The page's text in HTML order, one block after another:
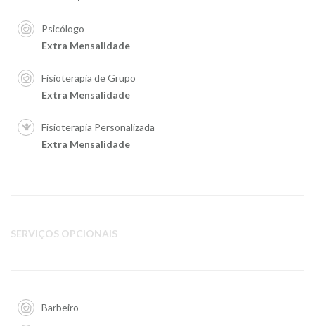
Psicólogo
Extra Mensalidade
Fisioterapia de Grupo
Extra Mensalidade
Fisioterapia Personalizada
Extra Mensalidade
SERVIÇOS OPCIONAIS
Barbeiro